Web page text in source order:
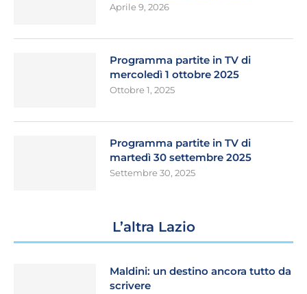
Aprile 9, 2026
Programma partite in TV di
mercoledì 1 ottobre 2025
Ottobre 1, 2025
Programma partite in TV di
martedì 30 settembre 2025
Settembre 30, 2025
L’altra Lazio
Maldini: un destino ancora tutto da
scrivere